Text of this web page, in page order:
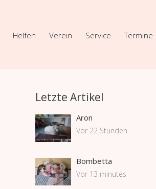
Helfen Verein Service Termine
Letzte Artikel
Aron
Vor 22 Stunden
Bombetta
Vor 13 minutes